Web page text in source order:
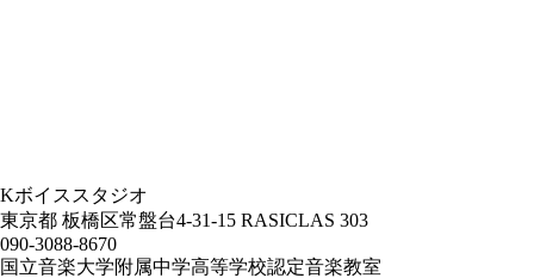
Kボイススタジオ
東京都 板橋区常盤台4-31-15 RASICLAS 303
090-3088-8670
国立音楽大学附属中学高等学校認定音楽教室